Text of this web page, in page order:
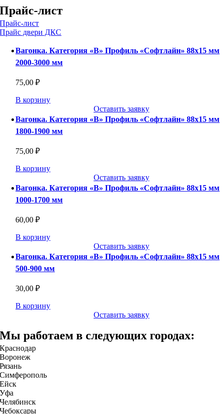
Прайс-лист
Прайс-лист
Прайс двери ДКС
Вагонка. Категория «В» Профиль «Софтлайн» 88х15 мм
2000-3000 мм
75,00₽
В корзину
Оставить заявку
Вагонка. Категория «В» Профиль «Софтлайн» 88х15 мм
1800-1900 мм
75,00₽
В корзину
Оставить заявку
Вагонка. Категория «В» Профиль «Софтлайн» 88х15 мм
1000-1700 мм
60,00₽
В корзину
Оставить заявку
Вагонка. Категория «В» Профиль «Софтлайн» 88х15 мм
500-900 мм
30,00₽
В корзину
Оставить заявку
Мы работаем в следующих городах:
Краснодар
Воронеж
Рязань
Симферополь
Ейск
Уфа
Челябинск
Чебоксары